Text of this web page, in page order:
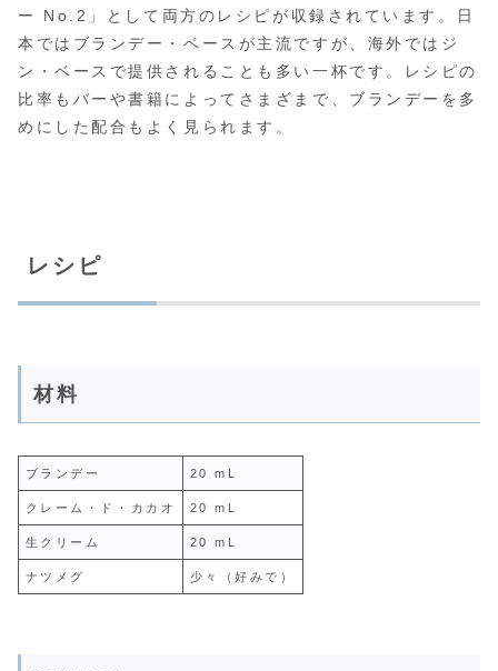
ー No.2」として両方のレシピが収録されています。日
本ではブランデー・ベースが主流ですが、海外ではジ
ン・ベースで提供されることも多い一杯です。レシピの
比率もバーや書籍によってさまざまで、ブランデーを多
めにした配合もよく見られます。
レシピ
材料
ブランデー 20 mL
クレーム・ド・カカオ 20 mL
生クリーム 20 mL
ナツメグ 少々（好みで）